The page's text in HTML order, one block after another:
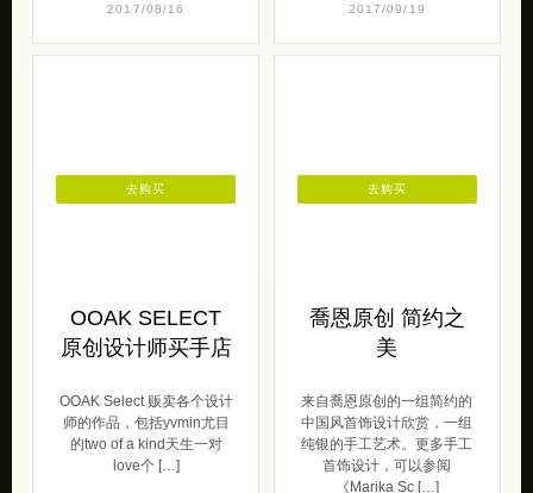
2017/08/16
2017/09/19
OOAK SELECT
原创设计师买手店
OOAK Select 贩卖各个设计
师的作品，包括yvmin尤目
的two of a kind天生一对
love个 […]
去购买
喬恩原创 简约之
美
来自喬恩原创的一组简约的
中国风首饰设计欣赏，一组
纯银的手工艺术。更多手工
首饰设计，可以参阅
《Marika Sc […]
去购买